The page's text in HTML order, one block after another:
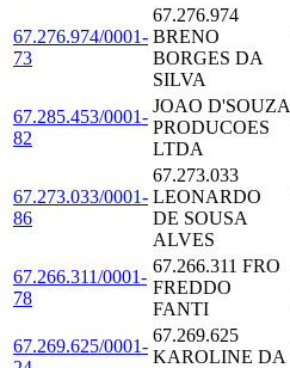
67.276.974/0001-
73
67.276.974
BRENO
BORGES DA
SILVA
67.285.453/0001-
82
JOAO D'SOUZA
PRODUCOES
LTDA
67.273.033/0001-
86
67.273.033
LEONARDO
DE SOUSA
ALVES
67.266.311/0001-
78
67.266.311 FRO
FREDDO
FANTI
67.269.625/0001-
67.269.625
KAROLINE DA